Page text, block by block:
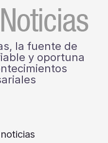
la fuente de
y oportuna